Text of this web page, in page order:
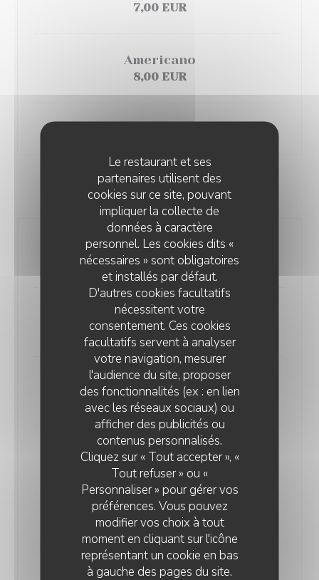
Le restaurant et ses
partenaires utilisent des
cookies sur ce site, pouvant
impliquer la collecte de
données à caractère
personnel. Les cookies dits «
nécessaires » sont obligatoires
et installés par défaut.
D'autres cookies facultatifs
nécessitent votre
consentement. Ces cookies
facultatifs servent à analyser
votre navigation, mesurer
l'audience du site, proposer
des fonctionnalités (ex : en lien
avec les réseaux sociaux) ou
afficher des publicités ou
contenus personnalisés.
Cliquez sur « Tout accepter », «
Tout refuser » ou «
Personnaliser » pour gérer vos
préférences. Vous pouvez
modifier vos choix à tout
moment en cliquant sur l'icône
représentant un cookie en bas
à gauche des pages du site.
7,00 EUR
Americano
8,00 EUR
COCKTAILS
Spritz
10,00 EUR
Moscow Mule
10,00 EUR
Gin tonic
10,00 EUR
Chartreuse tonic
12,00 EUR
Labrador
(Rhum ambré, citron vert, jus ananas et gingembre)
10,00 EUR
LE CHIEN FOU